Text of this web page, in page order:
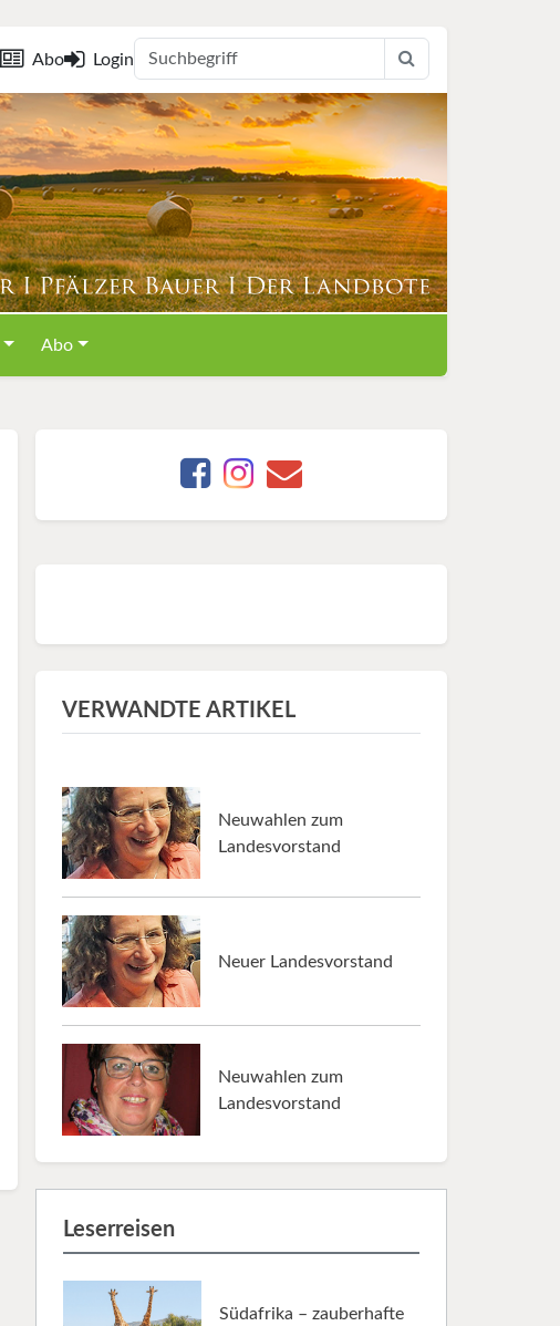
Abo Login
Abo
VERWANDTE ARTIKEL
Neuwahlen zum
Landesvorstand
Neuer Landesvorstand
Neuwahlen zum
Landesvorstand
Leserreisen
Südafrika – zauberhafte